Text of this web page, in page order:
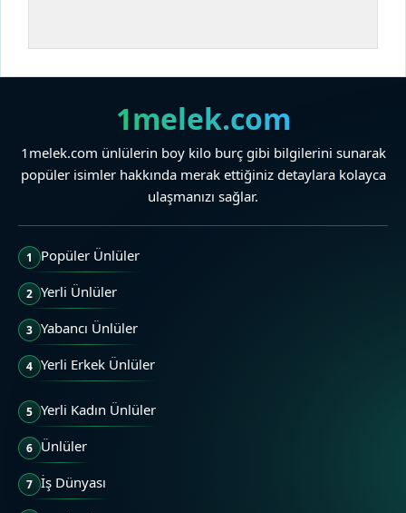
1melek.com
1melek.com ünlülerin boy kilo burç gibi bilgilerini sunarak
popüler isimler hakkında merak ettiğiniz detaylara kolayca
ulaşmanızı sağlar.
1 Popüler Ünlüler
2 Yerli Ünlüler
3 Yabancı Ünlüler
4 Yerli Erkek Ünlüler
5 Yerli Kadın Ünlüler
6 Ünlüler
7 İş Dünyası